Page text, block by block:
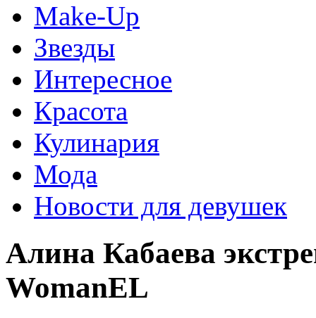
Make-Up
Звезды
Интересное
Красота
Кулинария
Мода
Новости для девушек
Алина Кабаева
WomanEL